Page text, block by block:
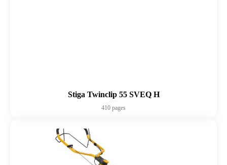
Stiga Twinclip 55 SVEQ H
410 pages